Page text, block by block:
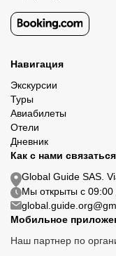
Навигация
Экскурсии
Туры
Авиабилеты
Отели
Дневник
Как с нами связаться
Global Guide SAS.
Мы открыты с 09:00
Мобильное
Наш партнер по